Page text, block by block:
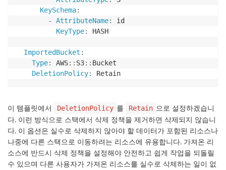
KeySchema:
-
AttributeName:
id
KeyType: HASH
ImportedBucket :
Type: AWS: : S3: : Bucket
DeletionPolicy:
이 템플릿에서 DeletionPolicy 를 Retain 으로 설정하겠습니
다. 이런 방식으로 스택에서 삭제 정책을 제거하면 삭제되지 않습니
다. 이 옵션은 실수로 삭제하지 않아야 할 데이터가 포함된 리소스나
나중에 다른 스택으로 이동하려는 리소스에 유용합니다. 가져온 리
소스에 반드시 삭제 정책을 설정해야 안전하고 쉽게 작업을 되돌릴
수 있으며 다른 사용자가 가져온 리소스를 실수로 삭제하는 일이 없